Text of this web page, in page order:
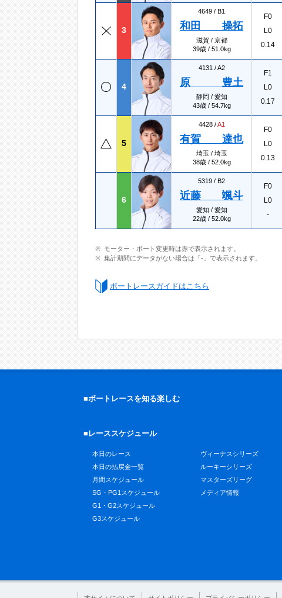
3
4649 / B1
和田 操拓
滋賀 / 京都
39歳 / 51.0kg
F0
L0
0.14
4
4131 /A2
原 豊土
静岡 / 愛知
43歳 / 54.7kg
F1
L0
0.17
5
4428 /A1
有賀 達也
埼玉 / 埼玉
38歳 / 52.0kg
F0
L0
0.13
6
5319 / B2
近藤 颯斗
愛知 / 愛知
22歳 / 52.0kg
F0
L0
-
モーター・ボート変更時は赤で表示されます。
集計期間にデータがない場合は「-」で表示されます。
ボートレースガイドはこちら
■ボートレースを知る楽しむ
■レーススケジュール
本日のレース
本日の払戻金一覧
月間スケジュール
SG・PG1スケジュール
G1・G2スケジュール
G3スケジュール
ヴィーナスシリーズ
ルーキーシリーズ
マスターズリーグ
メディア情報